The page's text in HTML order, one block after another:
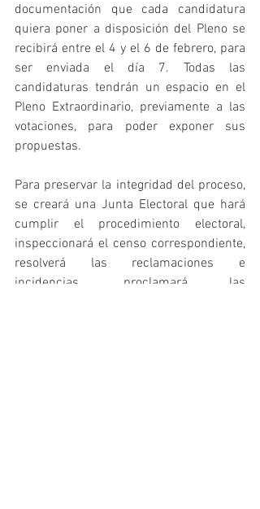
documentación que cada candidatura
quiera poner a disposición del Pleno se
recibirá entre el 4 y el 6 de febrero, para
ser enviada el día 7. Todas las
candidaturas tendrán un espacio en el
Pleno Extraordinario, previamente a las
votaciones, para poder exponer sus
propuestas.
Para preservar la integridad del proceso,
se creará una Junta Electoral que hará
cumplir el procedimiento electoral,
inspeccionará el censo correspondiente,
resolverá las reclamaciones e
incidencias, proclamará las